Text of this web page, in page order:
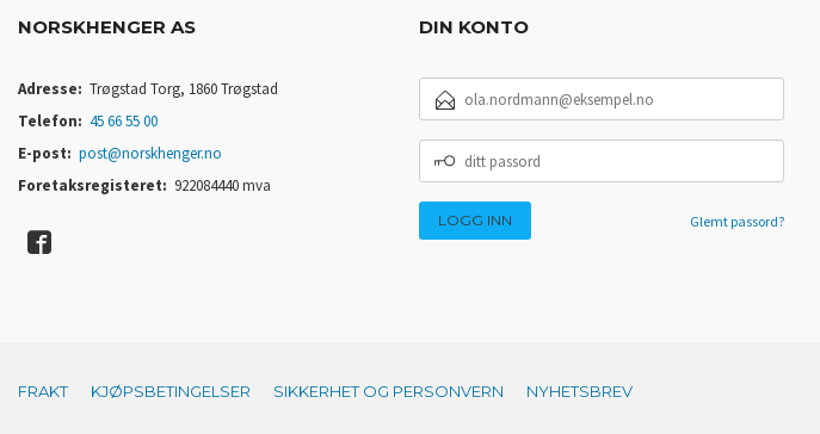
NORSKHENGER AS
Adresse: Trøgstad Torg, 1860 Trøgstad
Telefon: 45 66 55 00
E-post: post@norskhenger.no
Foretaksregisteret: 922084440 mva
DIN KONTO
POSTADRESSE
PASSORD
Glemt passord?
FRAKT KJØPSBETINGELSER SIKKERHET OG PERSONVERN NYHETSBREV